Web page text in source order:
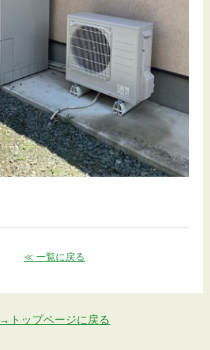
≪ 一覧に戻る
→トップページに戻る